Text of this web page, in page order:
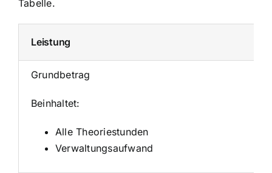
Tabelle.
Leistung
Grundbetrag
Beinhaltet:
Alle Theoriestunden
Verwaltungsaufwand